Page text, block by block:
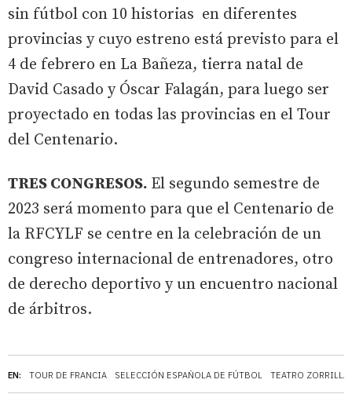
EN: TOUR DE FRANCIA SELECCIÓN ESPAÑOLA DE FÚTBOL TEATRO ZORRILLA
sin fútbol con 10 historias en diferentes
provincias y cuyo estreno está previsto para el
4 de febrero en La Bañeza, tierra natal de
David Casado y Óscar Falagán, para luego ser
proyectado en todas las provincias en el Tour
del Centenario.
TRES CONGRESOS. El segundo semestre de
2023 será momento para que el Centenario de
la RFCYLF se centre en la celebración de un
congreso internacional de entrenadores, otro
de derecho deportivo y un encuentro nacional
de árbitros.